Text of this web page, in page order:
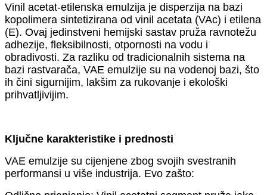
Vinil acetat-etilenska emulzija je disperzija na bazi
kopolimera sintetizirana od vinil acetata (VAc) i etilena
(E). Ovaj jedinstveni hemijski sastav pruža ravnotežu
adhezije, fleksibilnosti, otpornosti na vodu i
obradivosti. Za razliku od tradicionalnih sistema na
bazi rastvarača, VAE emulzije su na vodenoj bazi, što
ih čini sigurnijim, lakšim za rukovanje i ekološki
prihvatljivijim.
Ključne karakteristike i prednosti
VAE emulzije su cijenjene zbog svojih svestranih
performansi u više industrija. Evo zašto: